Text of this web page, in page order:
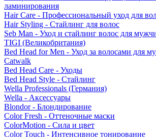
ламинирования
Hair Care - Профессиональный уход для
Hair Styling - Стайлинг для волос
Seb Man - Уход и стайлинг волос для
TIGI (Великобритания)
Bed Head for Men - Уход за волосами для
Catwalk
Bed Head Care - Уходы
Bed Head Style - Стайлинг
Wella Professionals (Германия)
Wella - Аксессуары
Blondor - Блондирование
Color Fresh - Оттеночные маски
ColorMotion - Сила и цвет
Color Touch - Интенсивное тонирование